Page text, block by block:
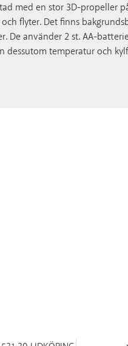
med en stor 3D-propeller
flyter. Det finns
De använder 2 st. AA-
dessutom temperatur och